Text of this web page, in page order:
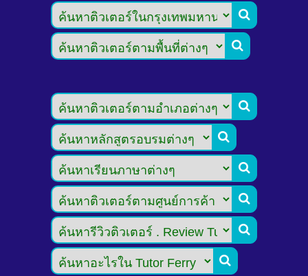







